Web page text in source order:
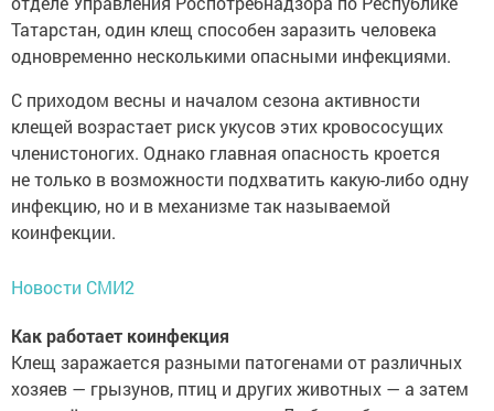
Татарстан, один клещ способен заразить человека
одновременно несколькими опасными инфекциями.
С приходом весны и началом сезона активности
клещей возрастает риск укусов этих кровососущих
членистоногих. Однако главная опасность кроется
не только в возможности подхватить какую-либо одну
инфекцию, но и в механизме так называемой
коинфекции.
Новости СМИ2
Как работает коинфекция
Клещ заражается разными патогенами от различных
хозяев — грызунов, птиц и других животных — а затем